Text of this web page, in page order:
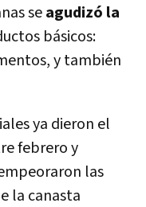
seagudizó la
básicos:
y también
ya dieron el
febrero y
las
la canasta